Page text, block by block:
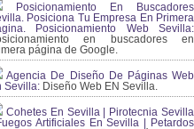
Posicionamiento En Buscadores
Posiciona Tu Empresa En Primera
Posicionamiento Web Sevilla:
en buscadores en
página de Google.
Agencia De Diseño De Páginas Web
Sevilla: Diseño Web EN Sevilla.
Cohetes En Sevilla | Pirotecnia Sevilla
Artificiales En Sevilla | Petardos